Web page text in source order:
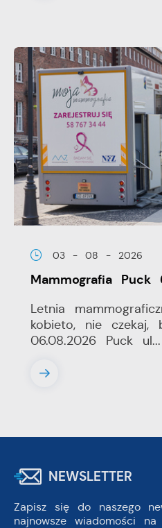
03 - 08 - 2026
Mammografia Puck
Letnia
kobieto, nie czekaj,
06.08.2026 Puck ul...
NEWSLETTER
Zapisz się do naszego
najnowsze wiadomości